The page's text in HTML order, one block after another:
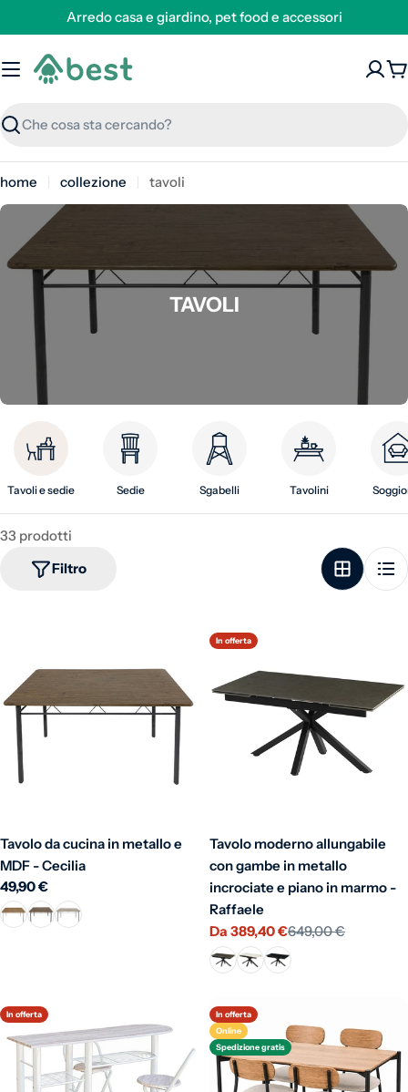
Arredo casa e giardino, pet food e accessori
Ricerca
home collezione tavoli
COLLEZIONE:
TAVOLI
Tavoli e sedie Sedie Sgabelli Tavolini
33 prodotti
Filtro
Tavolo da cucina in metallo e
MDF - Cecilia
Prezzo normale
49,90 €
In offerta
Tavolo moderno allungabile
con gambe in metallo
incrociate e piano in marmo -
Raffaele
Prezzo di vendita
Da 389,40 €
Prezzo normale
649,00 €
In offerta
In offerta
Online
Spedizione gratis